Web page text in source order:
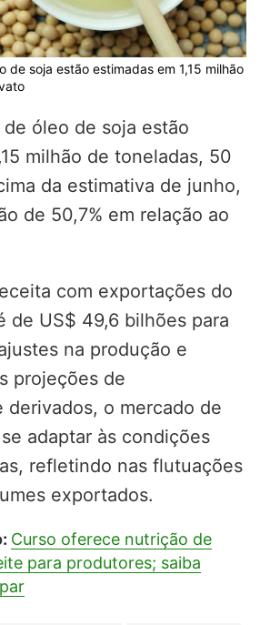
de soja estão estimadas em 1,15 milhão
óleo de soja estão
milhão de toneladas, 50
da estimativa de junho,
de 50,7% em relação ao
com exportações do
de US$ 49,6 bilhões para
na produção e
projeções de
derivados, o mercado de
adaptar às condições
refletindo nas flutuações
exportados.
Curso oferece nutrição de
para produtores; saiba